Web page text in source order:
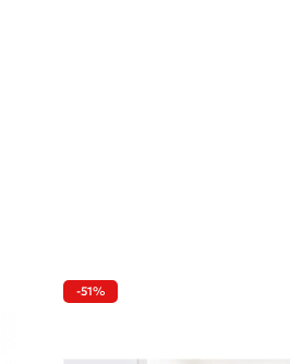
-51%